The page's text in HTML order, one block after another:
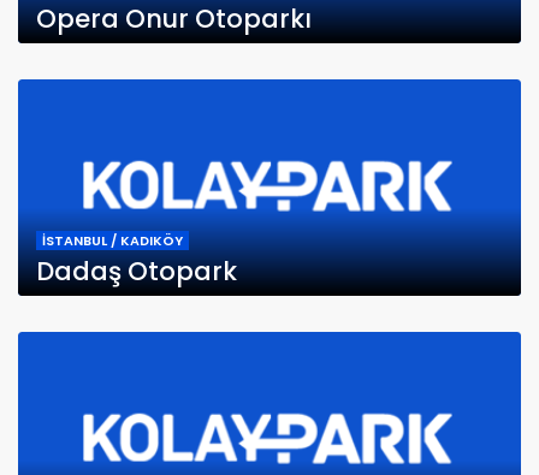
Opera Onur Otoparkı
İSTANBUL / KADIKÖY
Dadaş Otopark